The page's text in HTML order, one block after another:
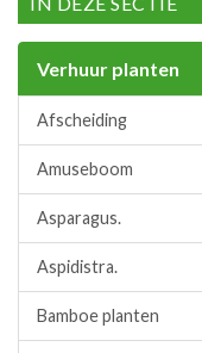
Verhuur planten
Afscheiding
Amuseboom
Asparagus.
Aspidistra.
Bamboe planten